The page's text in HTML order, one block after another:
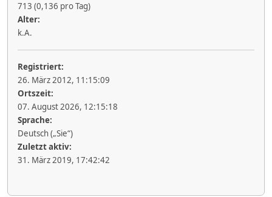
713 (0,136 pro Tag)
Alter:
k.A.
Registriert:
26. März 2012, 11:15:09
Ortszeit:
07. August 2026, 12:15:18
Sprache:
Deutsch („Sie“)
Zuletzt aktiv:
31. März 2019, 17:42:42